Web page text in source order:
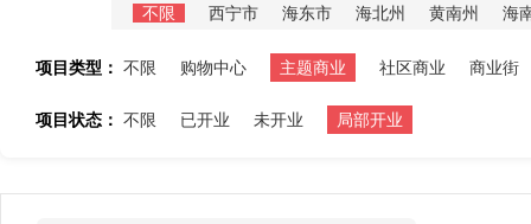
不限 西宁市 海东市 海北州 黄南州 海
项目类型： 不限 购物中心 主题商业 社区商业 商业街
项目状态： 不限 已开业 未开业 局部开业